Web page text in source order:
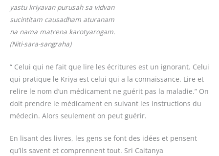
yastu kriyavan purusah sa vidvan
sucintitam causadham aturanam
na nama matrena karotyarogam.
(Niti-sara-sangraha)
“ Celui qui ne fait que lire les écritures est un ignorant. Celui
qui pratique le Kriya est celui qui a la connaissance. Lire et
relire le nom d’un médicament ne guérit pas la maladie.” On
doit prendre le médicament en suivant les instructions du
médecin. Alors seulement on peut guérir.
En lisant des livres, les gens se font des idées et pensent
qu’ils savent et comprennent tout. Sri Caitanya